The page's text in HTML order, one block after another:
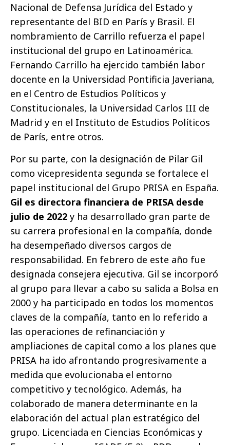
Nacional de Defensa Jurídica del Estado y
representante del BID en París y Brasil. El
nombramiento de Carrillo refuerza el papel
institucional del grupo en Latinoamérica.
Fernando Carrillo ha ejercido también labor
docente en la Universidad Pontificia Javeriana,
en el Centro de Estudios Políticos y
Constitucionales, la Universidad Carlos III de
Madrid y en el Instituto de Estudios Políticos
de París, entre otros.
Por su parte, con la designación de Pilar Gil
como vicepresidenta segunda se fortalece el
papel institucional del Grupo PRISA en España.
Gil es directora financiera de PRISA desde
julio de 2022 y ha desarrollado gran parte de
su carrera profesional en la compañía, donde
ha desempeñado diversos cargos de
responsabilidad. En febrero de este año fue
designada consejera ejecutiva. Gil se incorporó
al grupo para llevar a cabo su salida a Bolsa en
2000 y ha participado en todos los momentos
claves de la compañía, tanto en lo referido a
las operaciones de refinanciación y
ampliaciones de capital como a los planes que
PRISA ha ido afrontando progresivamente a
medida que evolucionaba el entorno
competitivo y tecnológico. Además, ha
colaborado de manera determinante en la
elaboración del actual plan estratégico del
grupo. Licenciada en Ciencias Económicas y